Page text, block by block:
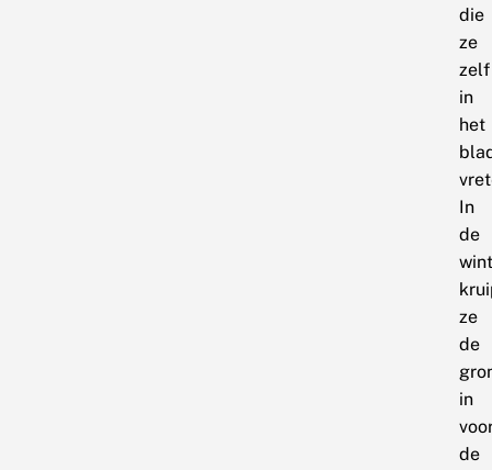
die
ze
zelf
in
het
In
de
ze
de
in
de